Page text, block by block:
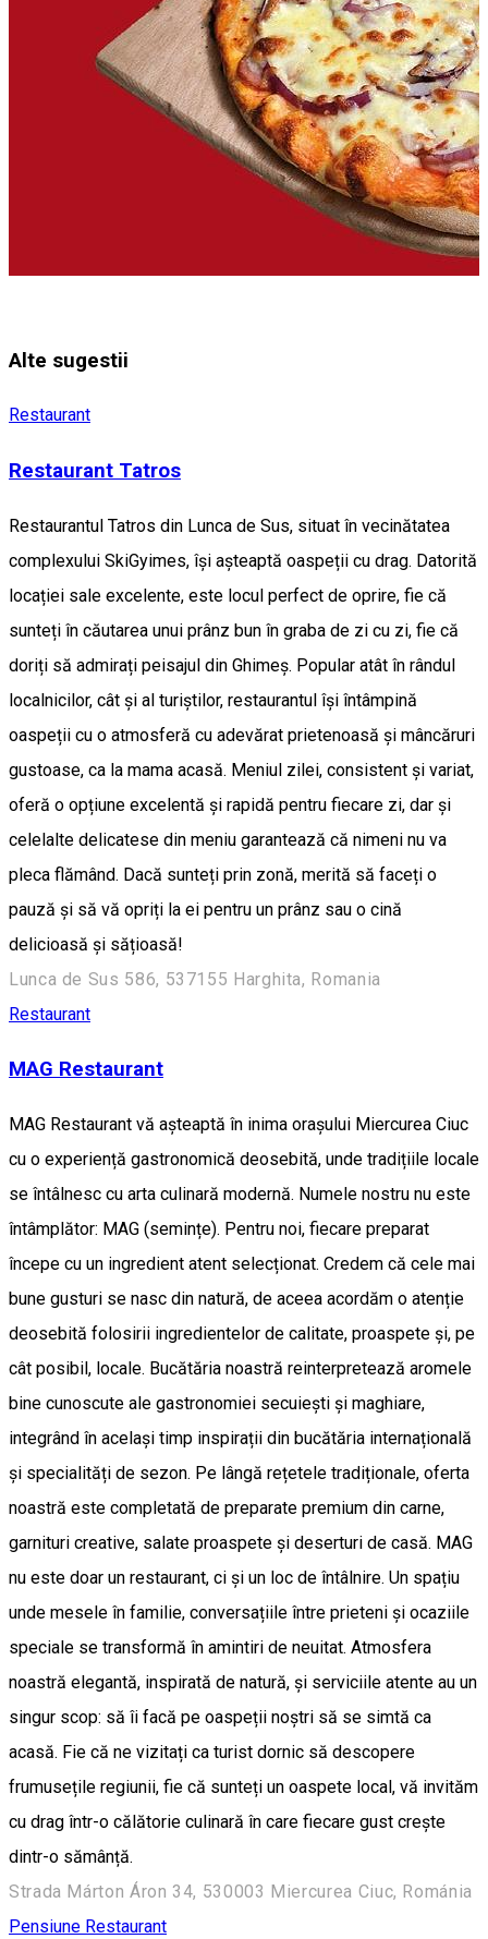
Alte sugestii
Restaurant
Restaurant Tatros
Restaurantul Tatros din Lunca de Sus, situat în vecinătatea
complexului SkiGyimes, își așteaptă oaspeții cu drag. Datorită
locației sale excelente, este locul perfect de oprire, fie că
sunteți în căutarea unui prânz bun în graba de zi cu zi, fie că
doriți să admirați peisajul din Ghimeș. Popular atât în rândul
localnicilor, cât și al turiștilor, restaurantul își întâmpină
oaspeții cu o atmosferă cu adevărat prietenoasă și mâncăruri
gustoase, ca la mama acasă. Meniul zilei, consistent și variat,
oferă o opțiune excelentă și rapidă pentru fiecare zi, dar și
celelalte delicatese din meniu garantează că nimeni nu va
pleca flămând. Dacă sunteți prin zonă, merită să faceți o
pauză și să vă opriți la ei pentru un prânz sau o cină
delicioasă și sățioasă!
Lunca de Sus 586, 537155 Harghita, Romania
Restaurant
MAG Restaurant
MAG Restaurant vă așteaptă în inima orașului Miercurea Ciuc
cu o experiență gastronomică deosebită, unde tradițiile locale
se întâlnesc cu arta culinară modernă. Numele nostru nu este
întâmplător: MAG (semințe). Pentru noi, fiecare preparat
începe cu un ingredient atent selecționat. Credem că cele mai
bune gusturi se nasc din natură, de aceea acordăm o atenție
deosebită folosirii ingredientelor de calitate, proaspete și, pe
cât posibil, locale. Bucătăria noastră reinterpretează aromele
bine cunoscute ale gastronomiei secuiești și maghiare,
integrând în același timp inspirații din bucătăria internațională
și specialități de sezon. Pe lângă rețetele tradiționale, oferta
noastră este completată de preparate premium din carne,
garnituri creative, salate proaspete și deserturi de casă. MAG
nu este doar un restaurant, ci și un loc de întâlnire. Un spațiu
unde mesele în familie, conversațiile între prieteni și ocaziile
speciale se transformă în amintiri de neuitat. Atmosfera
noastră elegantă, inspirată de natură, și serviciile atente au un
singur scop: să îi facă pe oaspeții noștri să se simtă ca
acasă. Fie că ne vizitați ca turist dornic să descopere
frumusețile regiunii, fie că sunteți un oaspete local, vă invităm
cu drag într-o călătorie culinară în care fiecare gust crește
dintr-o sămânță.
Strada Márton Áron 34, 530003 Miercurea Ciuc, Románia
Pensiune Restaurant